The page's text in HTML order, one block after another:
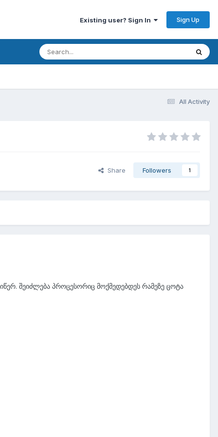
Existing user? Sign In Sign Up
All Activity
Share Followers 1
შეიძლება პროცესორიც მოქმედებდეს რამეზე ცოტა